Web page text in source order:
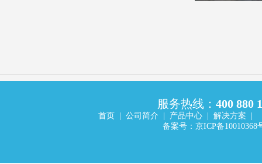
服务热线： 400 880
首页 公司简介 产品中心 解决方案
备案号： 京ICP备10010368